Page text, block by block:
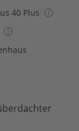
40 Plus